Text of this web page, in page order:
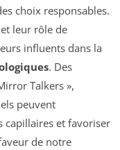
choix responsables.
leur rôle de
influents dans la
. Des
Talkers »,
peuvent
et favoriser
de notre